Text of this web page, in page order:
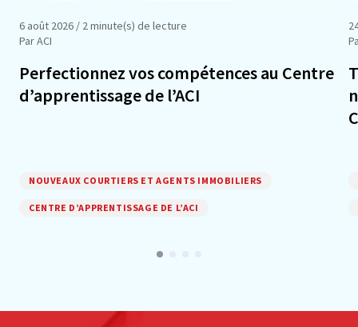
6 août 2026 / 2 minute(s) de lecture
Par ACI
Perfectionnez vos compétences au Centre
d’apprentissage de l’ACI
NOUVEAUX COURTIERS ET AGENTS IMMOBILIERS
CENTRE D’APPRENTISSAGE DE L’ACI